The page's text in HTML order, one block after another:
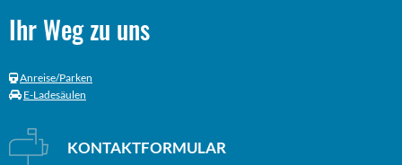
Ihr Weg zu uns
Anreise/Parken
E-Ladesäulen
KONTAKTFORMULAR